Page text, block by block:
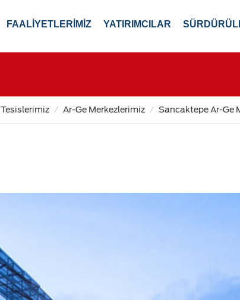
FAALİYETLERİMİZ YATIRIMCILAR
Tesislerimiz Ar-Ge Merkezlerimiz Sancaktepe Ar-Ge